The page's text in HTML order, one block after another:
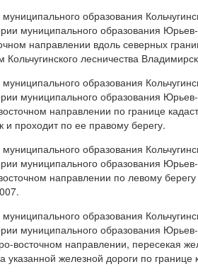
образования
муниципального образования
направлении вдоль северных
лесничества
образования
муниципального образования
направлении по границе
и проходит по ее правому берегу.
образования
муниципального образования
направлении по левому
образования
муниципального образования
восточном направлении, пересекая
железной дороги по границе